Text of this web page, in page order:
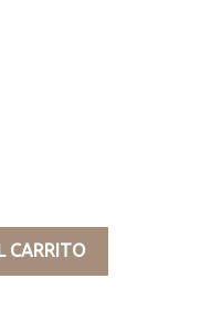
CARRITO